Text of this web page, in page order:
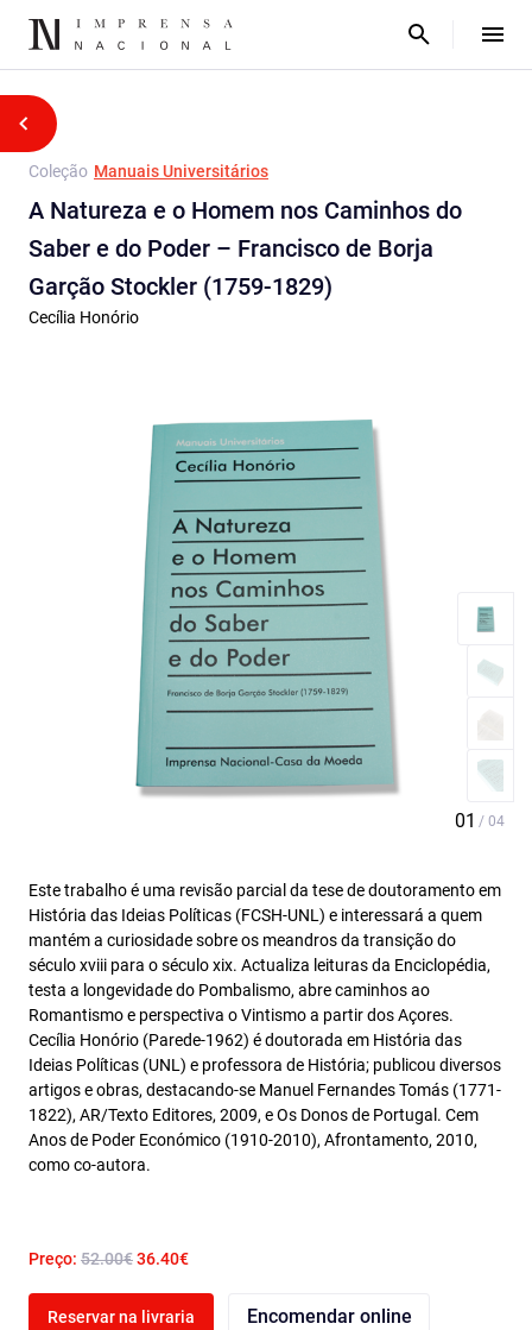
Coleção Manuais Universitários
A Natureza e o Homem nos Caminhos do
Saber e do Poder – Francisco de Borja
Garção Stockler (1759-1829)
Cecília Honório
Este trabalho é uma revisão parcial da tese de doutoramento em
História das Ideias Políticas (FCSH-UNL) e interessará a quem
mantém a curiosidade sobre os meandros da transição do
século xviii para o século xix. Actualiza leituras da Enciclopédia,
testa a longevidade do Pombalismo, abre caminhos ao
Romantismo e perspectiva o Vintismo a partir dos Açores.
Cecília Honório (Parede-1962) é doutorada em História das
Ideias Políticas (UNL) e professora de História; publicou diversos
artigos e obras, destacando-se Manuel Fernandes Tomás (1771-
1822), AR/Texto Editores, 2009, e Os Donos de Portugal. Cem
Anos de Poder Económico (1910-2010), Afrontamento, 2010,
como co-autora.
Preço: 52.00€36.40€
Reservar na livraria Encomendar online